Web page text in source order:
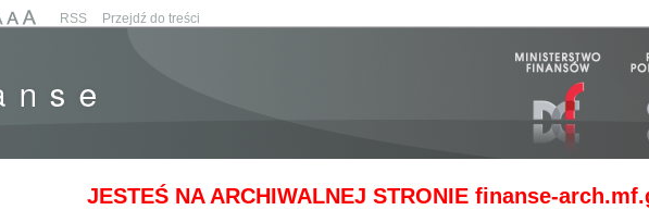
RSS Przejdź do treści
JESTEŚ NA ARCHIWALNEJ STRONIE finanse-